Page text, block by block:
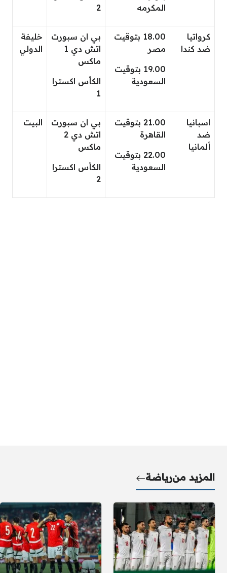
المكرمه
2
كرواتيا
ضد كندا
18.00 بتوقيت
مصر
19.00 بتوقيت
السعودية
بي ان سبورت
اتش دي 1
ماكس
الكأس اكسترا
1
خليفة
الدولي
اسبانيا
ضد
ألمانيا
21.00 بتوقيت
القاهرة
22.00 بتوقيت
السعودية
بي ان سبورت
اتش دي 2
ماكس
الكأس اكسترا
2
البيت
المزيد منرياضة